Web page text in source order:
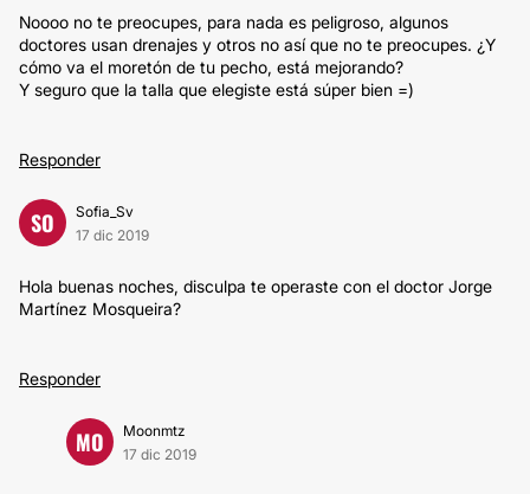
Noooo no te preocupes, para nada es peligroso, algunos
doctores usan drenajes y otros no así que no te preocupes. ¿Y
cómo va el moretón de tu pecho, está mejorando?
Y seguro que la talla que elegiste está súper bien =)
Responder
SO
Sofia_Sv
17 dic 2019
Hola buenas noches, disculpa te operaste con el doctor Jorge
Martínez Mosqueira?
Responder
MO
Moonmtz
17 dic 2019